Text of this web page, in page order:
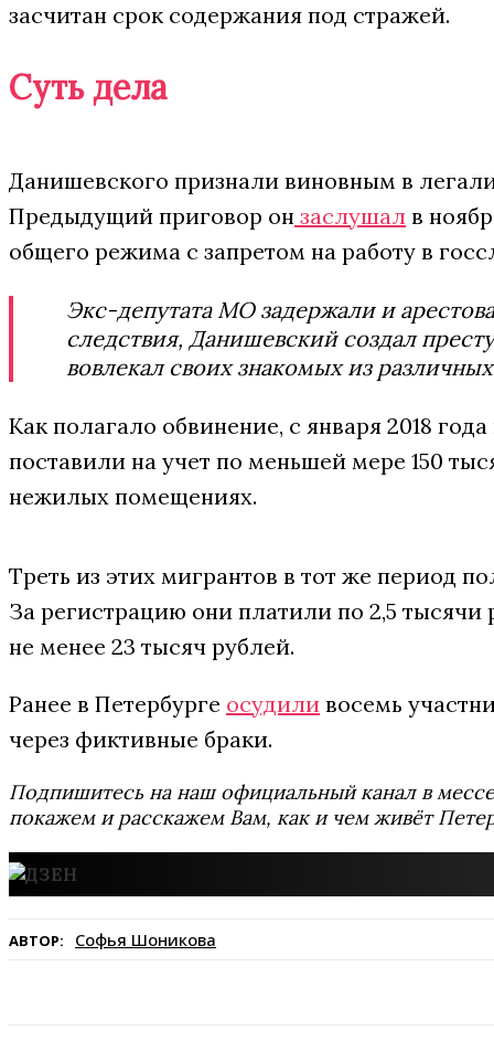
засчитан срок содержания под стражей.
Суть дела
Данишевского признали виновным в
Предыдущий приговор он заслушал в
общего режима с запретом на работу в
Экс-депутата МО задержали и
следствия, Данишевский создал
вовлекал своих знакомых из
Как полагало обвинение, с января 2018
поставили на учет по меньшей мере 150
нежилых помещениях.
Треть из этих мигрантов в тот же период
За регистрацию они платили по 2,5
не менее 23 тысяч рублей.
Ранее в Петербурге осудили восемь
через фиктивные браки.
Подпишитесь на наш официальный канал в
покажем и расскажем Вам, как и чем живёт
АВТОР: Софья Шоникова